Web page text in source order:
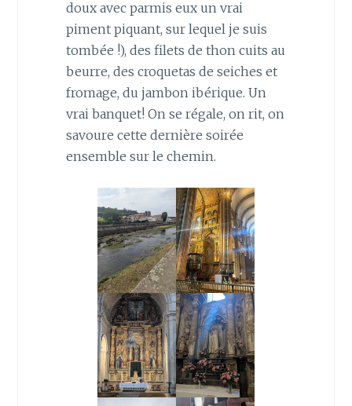
doux avec parmis eux un vrai
piment piquant, sur lequel je suis
tombée !), des filets de thon cuits au
beurre, des croquetas de seiches et
fromage, du jambon ibérique. Un
vrai banquet! On se régale, on rit, on
savoure cette dernière soirée
ensemble sur le chemin.